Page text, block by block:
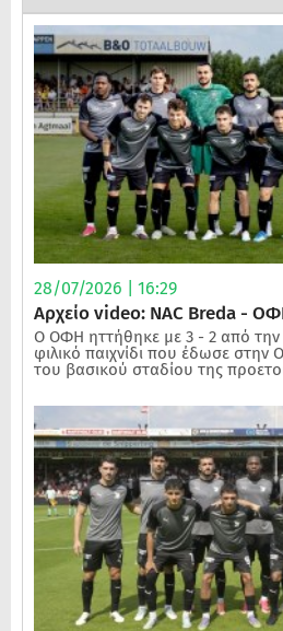
28/07/2026 | 16:29
Αρχείο video: NAC Breda -
Ο ΟΦΗ ηττήθηκε με 3 - 2 από
φιλικό παιχνίδι που έδωσε στην
του βασικού σταδίου της